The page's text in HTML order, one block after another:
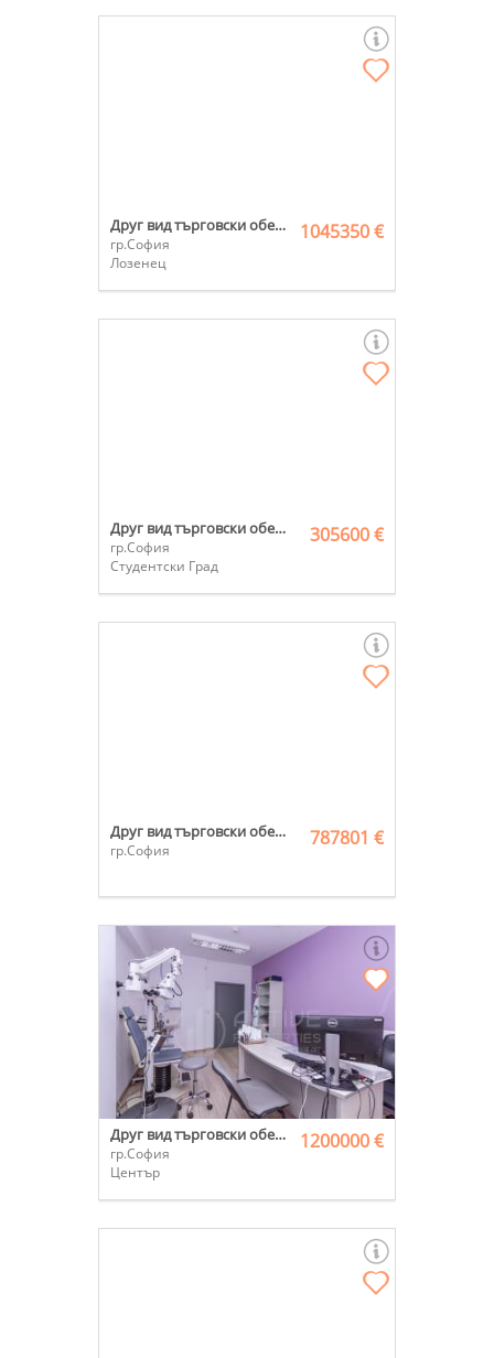
Друг вид търговски обект
гр.София
Лозенец
1045350 €
Друг вид търговски обект
гр.София
Студентски Град
305600 €
Друг вид търговски обект
гр.София
787801 €
Друг вид търговски обект
гр.София
Център
1200000 €